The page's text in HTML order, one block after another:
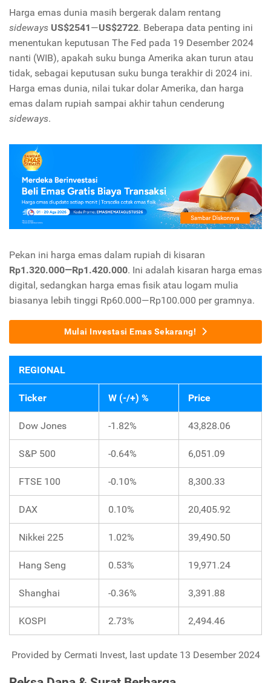
Harga emas dunia masih bergerak dalam rentang
sideways US$2541—US$2722. Beberapa data penting ini
menentukan keputusan The Fed pada 19 Desember 2024
nanti (WIB), apakah suku bunga Amerika akan turun atau
tidak, sebagai keputusan suku bunga terakhir di 2024 ini.
Harga emas dunia, nilai tukar dolar Amerika, dan harga
emas dalam rupiah sampai akhir tahun cenderung
sideways.
Pekan ini harga emas dalam rupiah di kisaran
Rp1.320.000—Rp1.420.000. Ini adalah kisaran harga emas
digital, sedangkan harga emas fisik atau logam mulia
biasanya lebih tinggi Rp60.000—Rp100.000 per gramnya.
Mulai Investasi Emas Sekarang!
REGIONAL
Ticker W (-/+) % Price
Dow Jones -1.82% 43,828.06
S&P 500 -0.64% 6,051.09
FTSE 100 -0.10% 8,300.33
DAX 0.10% 20,405.92
Nikkei 225 1.02% 39,490.50
Hang Seng 0.53% 19,971.24
Shanghai -0.36% 3,391.88
KOSPI 2.73% 2,494.46
Provided by Cermati Invest, last update 13 Desember 2024